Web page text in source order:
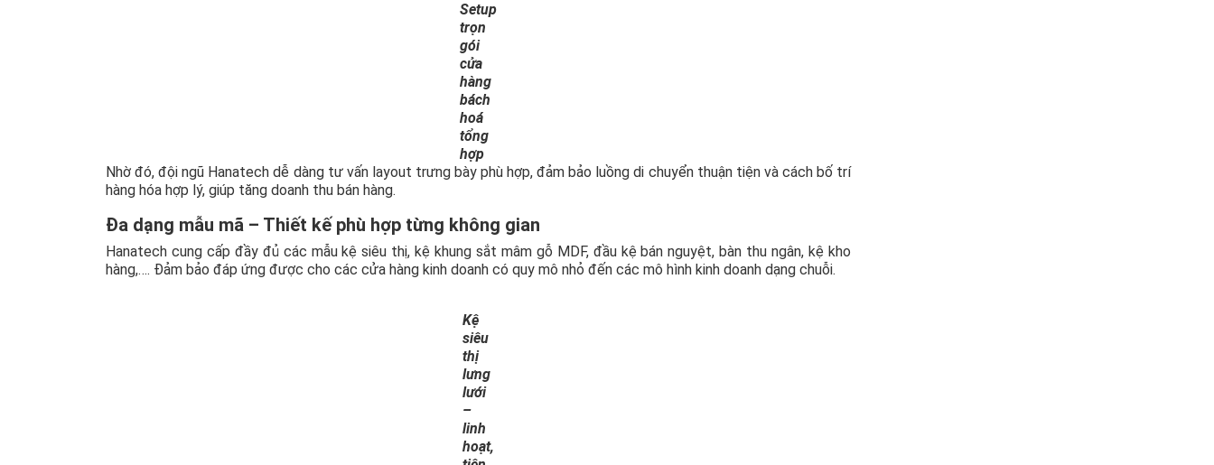
Setup
trọn
gói
cửa
hàng
bách
hoá
tổng
hợp
Nhờ đó, đội ngũ Hanatech dễ dàng tư vấn layout trưng bày phù hợp, đảm bảo luồng di chuyển thuận tiện và cách bố trí
hàng hóa hợp lý, giúp tăng doanh thu bán hàng.
Đa dạng mẫu mã – Thiết kế phù hợp từng không gian
Hanatech cung cấp đầy đủ các mẫu kệ siêu thị, kệ khung sắt mâm gỗ MDF, đầu kệ bán nguyệt, bàn thu ngân, kệ kho
hàng,…. Đảm bảo đáp ứng được cho các cửa hàng kinh doanh có quy mô nhỏ đến các mô hình kinh doanh dạng chuỗi.
Kệ
siêu
thị
lưng
lưới
–
linh
hoạt,